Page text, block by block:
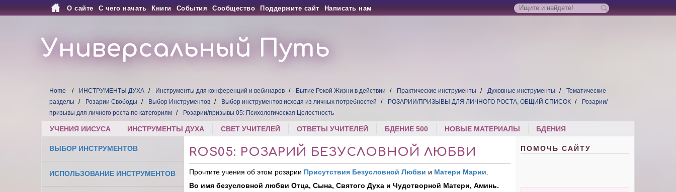
О сайте С чего начать Книги События Сообщество Поддержите сайт Написать нам
Универсальный Путь
Home ИНСТРУМЕНТЫ ДУХА Инструменты для конференций и вебинаров Бытие Рекой Жизни в действии Практические инструменты Духовные инструменты
Тематические
разделы
Розарии Свободы Выбор Инструментов Выбор инструментов исходя из личных потребностей РОЗАРИИ/ПРИЗЫВЫ ДЛЯ ЛИЧНОГО РОСТА, ОБЩИЙ СПИСОК
Розарии/
призывы для личного роста по категориям
Розарии/призывы 05: Психологическая Целостность
УЧЕНИЯ ИИСУСА ИНСТРУМЕНТЫ ДУХА СВЕТ УЧИТЕЛЕЙ ОТВЕТЫ УЧИТЕЛЕЙ БДЕНИЕ 500 НОВЫЕ МАТЕРИАЛЫ БДЕНИЯ
ВЫБОР ИНСТРУМЕНТОВ
ИСПОЛЬЗОВАНИЕ ИНСТРУМЕНТОВ
ROS05: РОЗАРИЙ БЕЗУСЛОВНОЙ ЛЮБВИ
Прочтите учения об этом розарии Присутствия Безусловной Любви и Матери Марии.
Во имя безусловной любви Отца, Сына, Святого Духа и Чудотворной Матери, Аминь.
ПОМОЧЬ САЙТУ